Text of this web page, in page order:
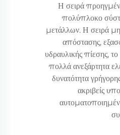
Η σειρά
πολύπλοκο
μετάλλων. Η σειρά
απόστασης,
υδραυλικής πίεσης,
πολλά ανεξάρτητα
δυνατότητα
ακριβείς